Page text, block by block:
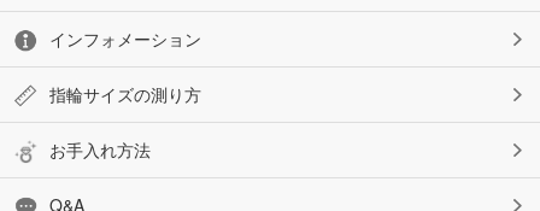
インフォメーション
指輪サイズの測り方
お手入れ方法
Q&A